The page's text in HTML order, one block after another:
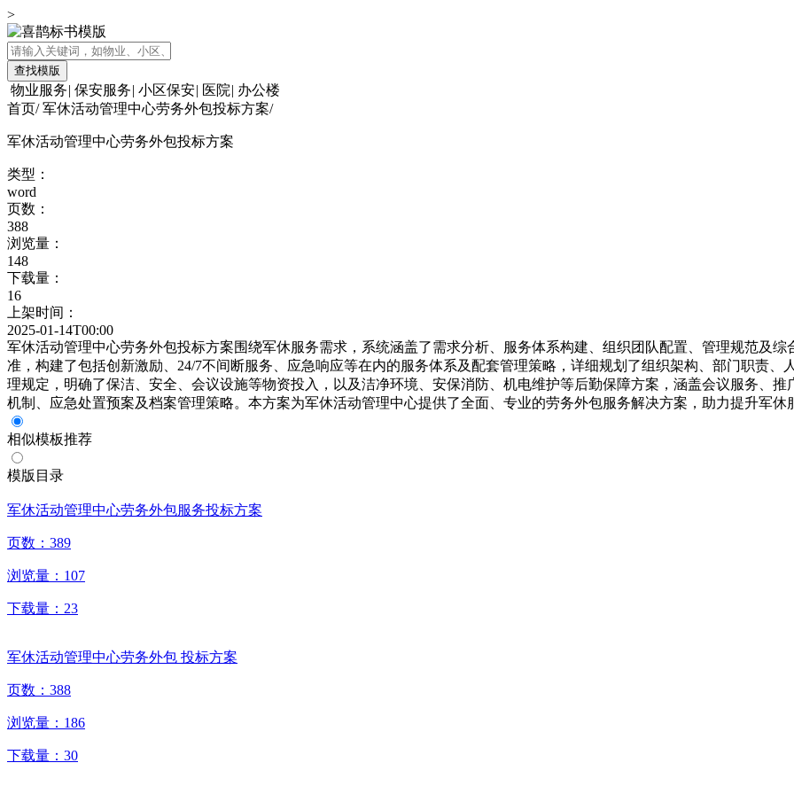
>
查找模版
物业服务| 保安服务| 小区保安| 医院| 办公楼
首页/ 军休活动管理中心劳务外包投标方案/
军休活动管理中心劳务外包投标方案
类型：
word
页数：
388
浏览量：
148
下载量：
16
上架时间：
2025-01-14T00:00
军休活动管理中心劳务外包投标方案围绕军休服务需求，系统涵盖了需求分析、服务体系构建、组织团队配置、管理规范及
准，构建了包括创新激励、24/7不间断服务、应急响应等在内的服务体系及配套管理策略，详细规划了组织架构、部门职责
理规定，明确了保洁、安全、会议设施等物资投入，以及洁净环境、安保消防、机电维护等后勤保障方案，涵盖会议服务、
机制、应急处置预案及档案管理策略。本方案为军休活动管理中心提供了全面、专业的劳务外包服务解决方案，助力提升军休
相似模板推荐
模版目录
军休活动管理中心劳务外包服务投标方案
页数： 389
浏览量： 107
下载量： 23
军休活动管理中心劳务外包 投标方案
页数： 388
浏览量： 186
下载量： 30